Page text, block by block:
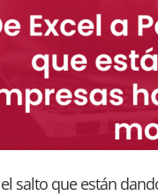
el salto que están